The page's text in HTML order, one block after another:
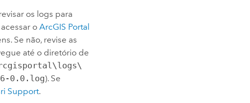
os logs para
oArcGIS Portal
Se não, revise as
até o diretório de
0.0.log). Se
Support.